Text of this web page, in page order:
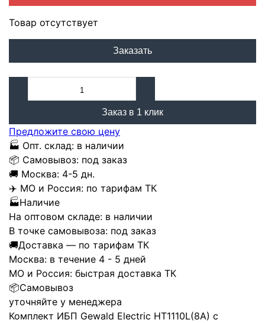
Товар отсутствует
Заказать
Заказ в 1 клик
Предложите свою цену
🏭 Опт. склад: в наличии
📦 Самовывоз: под заказ
🚚 Москва: 4-5 дн.
✈️ МО и Россия: по тарифам ТК
🏭Наличие
На оптовом складе: в наличии
В точке самовывоза: под заказ
🚚Доставка — по тарифам ТК
Москва: в течение 4 - 5 дней
МО и Россия: быстрая доставка ТК
📦Самовывоз
уточняйте у менеджера
Комплект ИБП Gewald Electric HT1110L(8A) с